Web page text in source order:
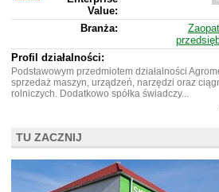
Value:
Branża:
Profil działalności:
Podstawowym przedmiotem działalności
sprzedaż maszyn, urządzeń, narzędzi oraz
rolniczych. Dodatkowo spółka świadczy...
TU ZACZNIJ